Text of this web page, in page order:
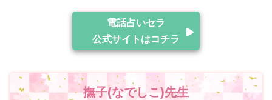
電話占いセラ
公式サイトはコチラ
撫子(なでしこ)先生